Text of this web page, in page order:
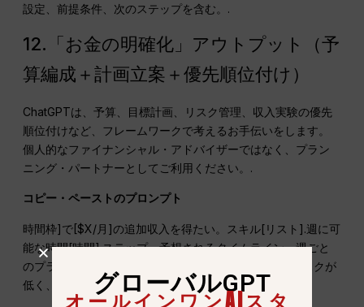
設定、前提条件、次のステップを含む。.
12.「お金の明確化」アウトプット（予
算編成＋計画立案＋優先順位付け）
ChatGPTは、予算、目標計画、リスク管理、収入実験の優先
順位付けなど、フレームワークで考えるお手伝いをします。
個人的なファイナンシャル・アドバイザーではなく、プラン
ニング・パートナーとしてご利用ください。.
コピー・ペーストのプロンプト
時間枠]で[$X/月]の追加収入を得たい。スキル[リスト].週に可
能な時間[時間].ステップ、予想されるタイムライン、週ごと
のプランで3つの収入経路を提案してください。最もリスクが
低く、検証の早いものに優先順位をつける。.
グローバルGPT
オールインワンAIスタ